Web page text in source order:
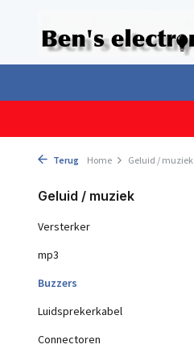
Terug Home Geluid / muziek
Geluid / muziek
Versterker
mp3
Buzzers
Luidsprekerkabel
Connectoren